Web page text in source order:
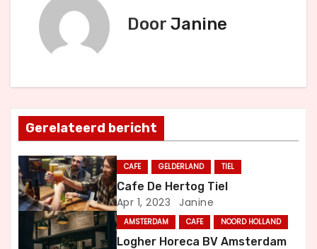
t
n
a
Door Janine
Gerelateerd bericht
CAFE GELDERLAND TIEL
Cafe De Hertog Tiel
Apr 1, 2023 Janine
AMSTERDAM CAFE NOORD HOLLAND
Logher Horeca BV Amsterdam